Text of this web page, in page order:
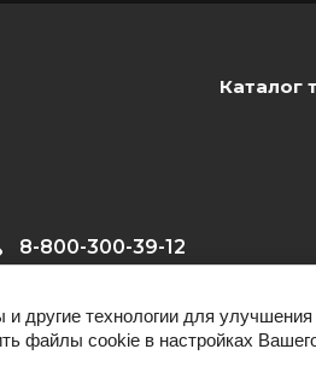
Каталог
8-800-300-39-12
другие технологии для
файлы cookie в настройках